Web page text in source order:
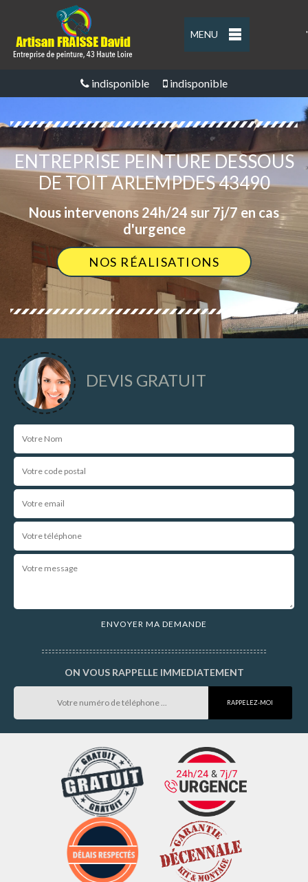
MENU '
indisponible indisponible
ENTREPRISE PEINTURE DESSOUS
DE TOIT ARLEMPDES 43490
Nous intervenons 24h/24 sur 7j/7 en cas
d'urgence
NOS RÉALISATIONS
DEVIS GRATUIT
ON VOUS RAPPELLE IMMEDIATEMENT